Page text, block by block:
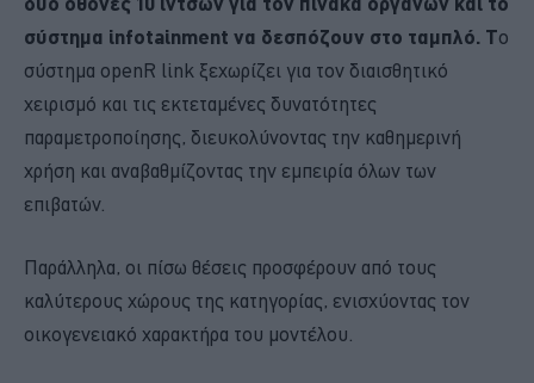
σύστημα infotainment να δεσπόζουν στο ταμπλό. Το
σύστημα openR link ξεχωρίζει για τον διαισθητικό
χειρισμό και τις εκτεταμένες δυνατότητες
παραμετροποίησης, διευκολύνοντας την καθημερινή
χρήση και αναβαθμίζοντας την εμπειρία όλων των
επιβατών.
Παράλληλα, οι πίσω θέσεις προσφέρουν από τους
καλύτερους χώρους της κατηγορίας, ενισχύοντας τον
οικογενειακό χαρακτήρα του μοντέλου.